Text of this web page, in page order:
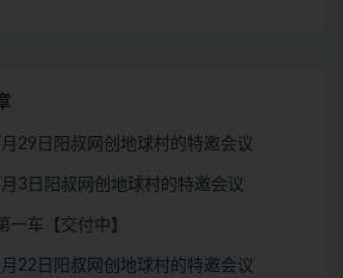
29日阳叔网创地球村的特邀会议
3日阳叔网创地球村的特邀会议
一车【交付中】
22日阳叔网创地球村的特邀会议